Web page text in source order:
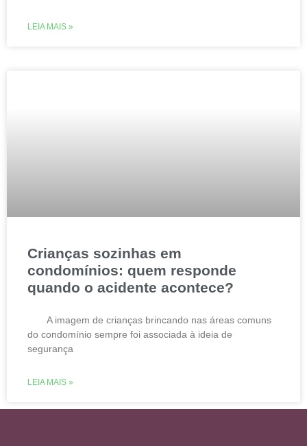
LEIA MAIS »
Crianças sozinhas em
condomínios: quem responde
quando o acidente acontece?
A imagem de crianças brincando nas áreas comuns
do condomínio sempre foi associada à ideia de
segurança
LEIA MAIS »